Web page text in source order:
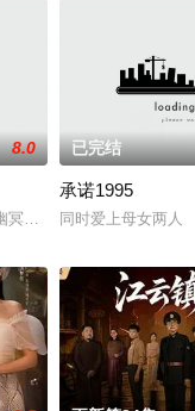
8.0
冥教，教主独孤晴专杀薄
已完结
承诺1995
同时爱上母女两人